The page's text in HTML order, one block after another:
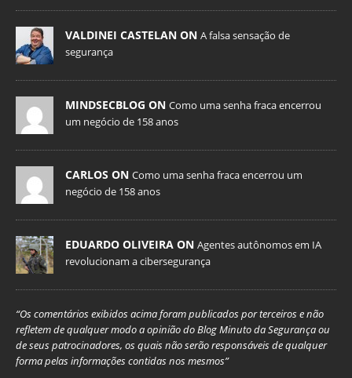
VALDINEI CASTELAN ON A falsa sensação de
segurança
MINDSECBLOG ON Como uma senha fraca encerrou
um negócio de 158 anos
CARLOS ON Como uma senha fraca encerrou um
negócio de 158 anos
EDUARDO OLIVEIRA ON Agentes autônomos em IA
revolucionam a cibersegurança
“Os comentários exibidos acima foram publicados por terceiros e não
refletem de qualquer modo a opinião do Blog Minuto da Segurança ou
de seus patrocinadores, os quais não serão responsáveis de qualquer
forma pelas informações contidas nos mesmos”